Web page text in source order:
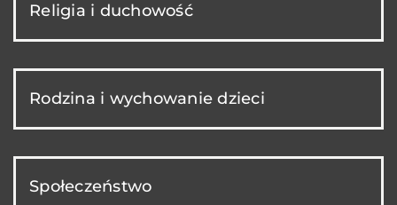
Religia i duchowość
Rodzina i wychowanie dzieci
Społeczeństwo